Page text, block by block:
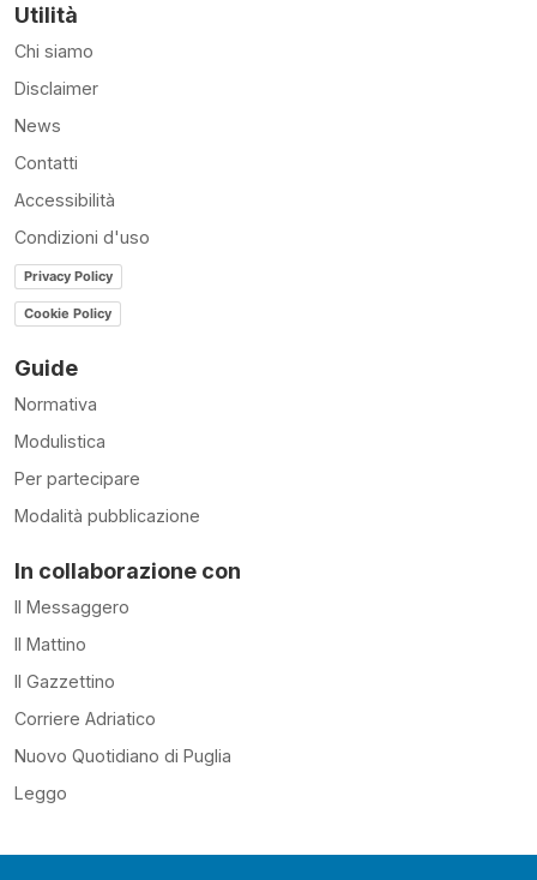
Utilità
Chi siamo
Disclaimer
News
Contatti
Accessibilità
Condizioni d'uso
Privacy Policy
Cookie Policy
Guide
Normativa
Modulistica
Per partecipare
Modalità pubblicazione
In collaborazione con
Il Messaggero
Il Mattino
Il Gazzettino
Corriere Adriatico
Nuovo Quotidiano di Puglia
Leggo